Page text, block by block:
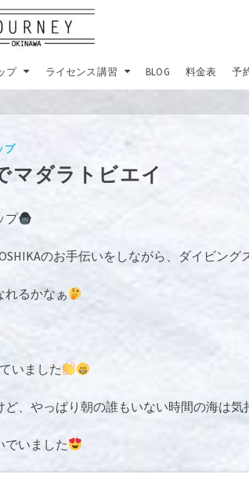
プ ライセンス講習 BLOG 料金表 予
プ
マダラトビエイ
プ
のお手伝いをしながら、ダイビング
れるかなぁ
いました
、やっぱり朝の誰もいない時間の海は気
でいました